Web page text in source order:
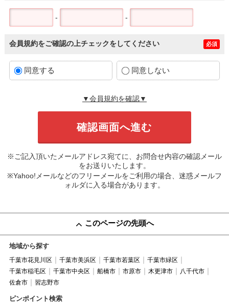
- -
会員規約をご確認の上チェックをしてください 必須
同意する 同意しない
▼会員規約を確認▼
※ご記入頂いたメールアドレス宛てに、お問合せ内容の確認メール
をお送りいたします。
※Yahoo!メールなどのフリーメールをご利用の場合、迷惑メールフ
ォルダに入る場合があります。
このページの先頭へ
地域から探す
千葉市花見川区 千葉市美浜区 千葉市若葉区
千葉市緑区
千葉市稲毛区
千葉市中央区 船橋市 市原市 木更津市
八千代市
佐倉市
習志野市
ピンポイント検索